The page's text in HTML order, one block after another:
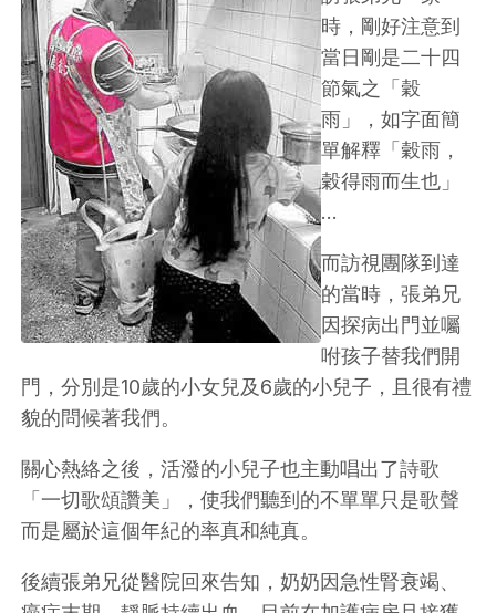
時，剛好注意到
當日剛是二十四
節氣之「穀
雨」，如字面簡
單解釋「穀雨，
穀得雨而生也」
…
而訪視團隊到達
的當時，張弟兄
因探病出門並囑
咐孩子替我們開
門，分別是10歲的小女兒及6歲的小兒子，且很有禮
貌的問候著我們。
關心熱絡之後，活潑的小兒子也主動唱出了詩歌
「一切歌頌讚美」，使我們聽到的不單單只是歌聲
而是屬於這個年紀的率真和純真。
後續張弟兄從醫院回來告知，奶奶因急性腎衰竭、